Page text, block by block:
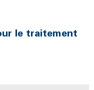
le traitement